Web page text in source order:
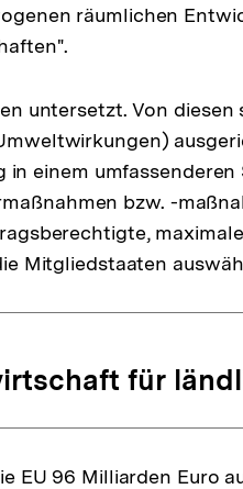
räumlichen
untersetzt. Von diesen
einem umfassenderen
bzw. -
Mitgliedstaaten
für
EU 96 Milliarden Euro